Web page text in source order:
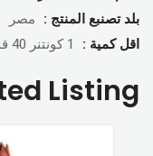
بلد تصنبع المنتج :
مصر
اقل كمية :
1 كونتنر 40 قدم
Listing